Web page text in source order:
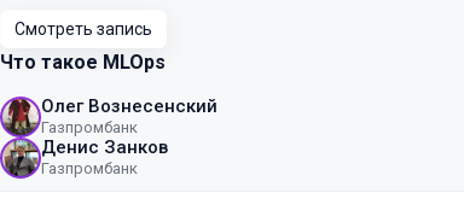
Смотреть запись
Что такое MLOps
Олег Вознесенский
Газпромбанк
Денис Занков
Газпромбанк